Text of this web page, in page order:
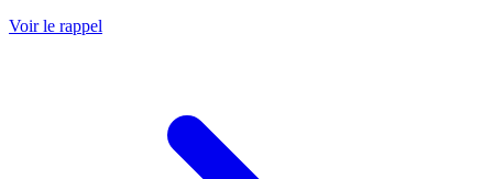
Voir le rappel